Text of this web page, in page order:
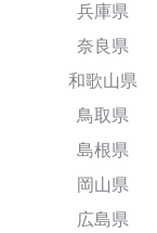
兵庫県
奈良県
和歌山県
鳥取県
島根県
岡山県
広島県